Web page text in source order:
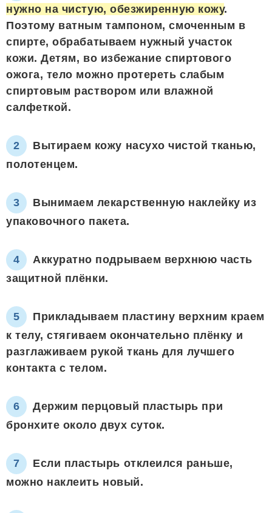
нужно на чистую, обезжиренную кожу.
Поэтому ватным тампоном, смоченным в
спирте, обрабатываем нужный участок
кожи. Детям, во избежание спиртового
ожога, тело можно протереть слабым
спиртовым раствором или влажной
салфеткой.
Вытираем кожу насухо чистой тканью,
полотенцем.
Вынимаем лекарственную наклейку из
упаковочного пакета.
Аккуратно подрываем верхнюю часть
защитной плёнки.
Прикладываем пластину верхним краем
к телу, стягиваем окончательно плёнку и
разглаживаем рукой ткань для лучшего
контакта с телом.
Держим перцовый пластырь при
бронхите около двух суток.
Если пластырь отклеился раньше,
можно наклеить новый.